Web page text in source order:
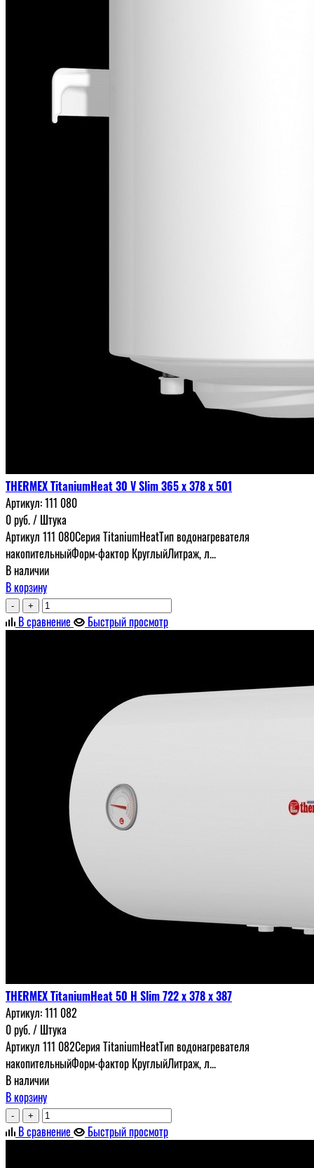
THERMEX TitaniumHeat 30 V Slim 365 х 378 х 501
Артикул:111 080
0руб./ Штука
Артикул 111 080Серия TitaniumHeatТип водонагревателя
накопительныйФорм-фактор КруглыйЛитраж, л...
В наличии
В корзину
- +
В сравнение Быстрый просмотр
THERMEX TitaniumHeat 50 H Slim 722 х 378 х 387
Артикул:111 082
0руб./ Штука
Артикул 111 082Серия TitaniumHeatТип водонагревателя
накопительныйФорм-фактор КруглыйЛитраж, л...
В наличии
В корзину
- +
В сравнение Быстрый просмотр